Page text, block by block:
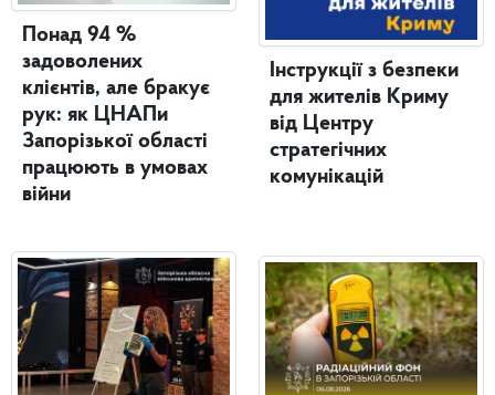
Понад 94 %
задоволених
клієнтів, але бракує
рук: як ЦНАПи
Запорізької області
працюють в умовах
війни
Інструкції з безпеки
для жителів Криму
від Центру
стратегічних
комунікацій